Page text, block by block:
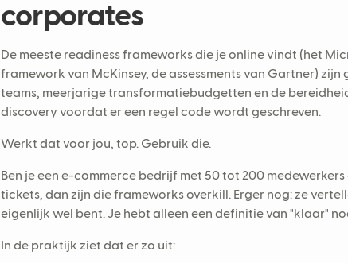
corporates
De meeste readiness frameworks die je online vindt (het
framework van McKinsey, de assessments van Gartner)
teams, meerjarige transformatiebudgetten en de
discovery voordat er een regel code wordt geschreven.
Werkt dat voor jou, top. Gebruik die.
Ben je een e-commerce bedrijf met 50 tot 200
tickets, dan zijn die frameworks overkill. Erger nog: ze
eigenlijk wel bent. Je hebt alleen een definitie van "klaar"
In de praktijk ziet dat er zo uit: